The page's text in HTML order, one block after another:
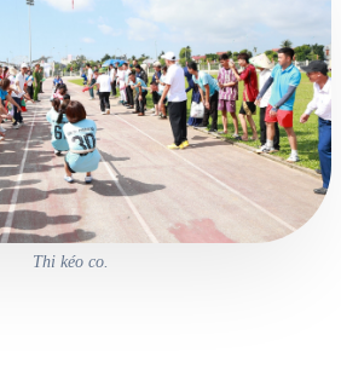
Thi kéo co.